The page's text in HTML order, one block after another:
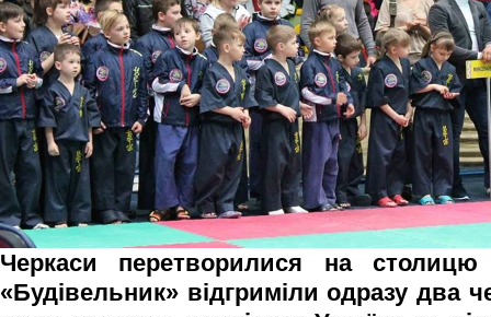
Черкаси перетворилися на
«Будівельник» відгриміли одразу два